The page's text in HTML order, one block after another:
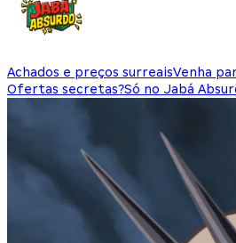
Achados e preços surreaisVenha
Ofertas secretas?Só no Jabá